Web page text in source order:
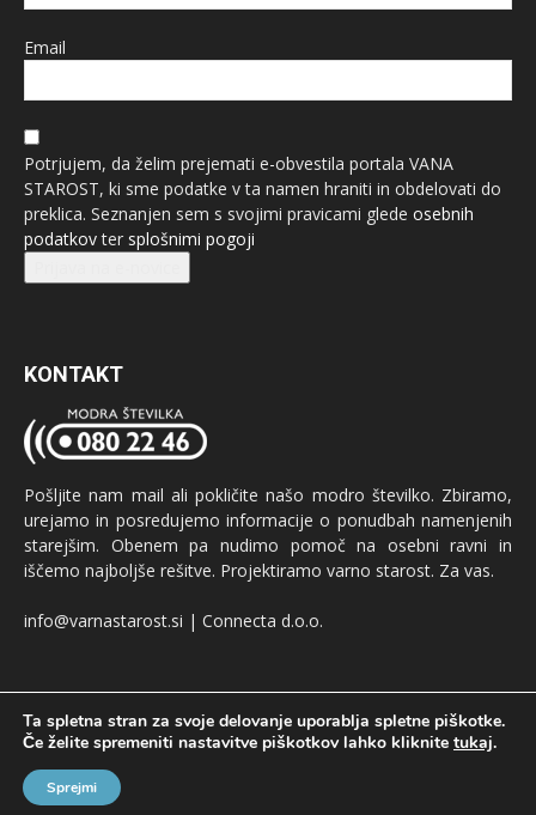
Email
Potrjujem, da želim prejemati e-obvestila portala VANA
STAROST, ki sme podatke v ta namen hraniti in obdelovati do
preklica. Seznanjen sem s svojimi pravicami glede osebnih
podatkovter splošnimi pogoji
KONTAKT
Pošljite nam mail ali pokličite našo modro številko. Zbiramo,
urejamo in posredujemo informacije o ponudbah namenjenih
starejšim. Obenem pa nudimo pomoč na osebni ravni in
iščemo najboljše rešitve. Projektiramo varno starost. Za vas.
info@varnastarost.si | Connecta d.o.o.
GDPR
© Produkcija:
Ta spletna stran za svoje delovanje uporablja spletne piškotke.
Če želite spremeniti nastavitve piškotkov lahko kliknite tukaj.
Sprejmi